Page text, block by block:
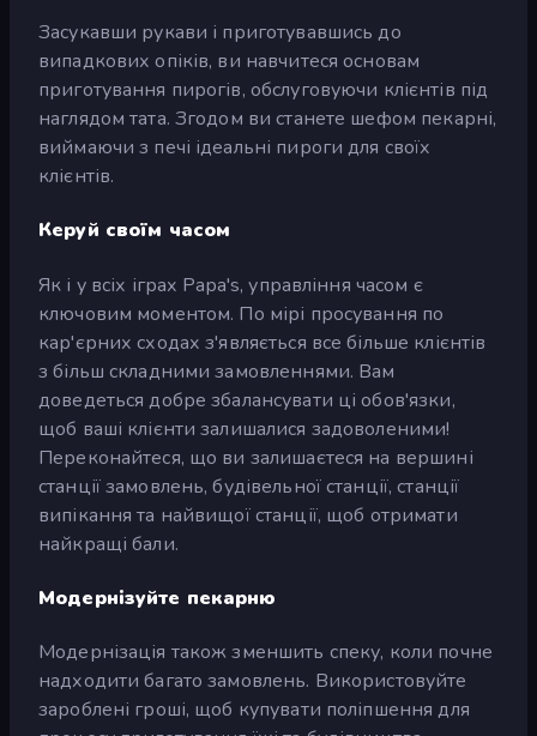
Засукавши рукави і приготувавшись до
випадкових опіків, ви навчитеся основам
приготування пирогів, обслуговуючи клієнтів під
наглядом тата. Згодом ви станете шефом пекарні,
виймаючи з печі ідеальні пироги для своїх
клієнтів.
Керуй своїм часом
Як і у всіх іграх Papa's, управління часом є
ключовим моментом. По мірі просування по
кар'єрних сходах з'являється все більше клієнтів
з більш складними замовленнями. Вам
доведеться добре збалансувати ці обов'язки,
щоб ваші клієнти залишалися задоволеними!
Переконайтеся, що ви залишаєтеся на вершині
станції замовлень, будівельної станції, станції
випікання та найвищої станції, щоб отримати
найкращі бали.
Модернізуйте пекарню
Модернізація також зменшить спеку, коли почне
надходити багато замовлень. Використовуйте
зароблені гроші, щоб купувати поліпшення для